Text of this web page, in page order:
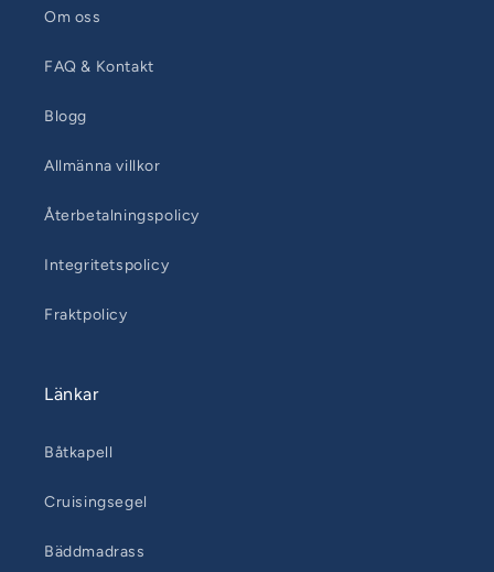
Om oss
FAQ & Kontakt
Blogg
Allmänna villkor
Återbetalningspolicy
Integritetspolicy
Fraktpolicy
Länkar
Båtkapell
Cruisingsegel
Bäddmadrass